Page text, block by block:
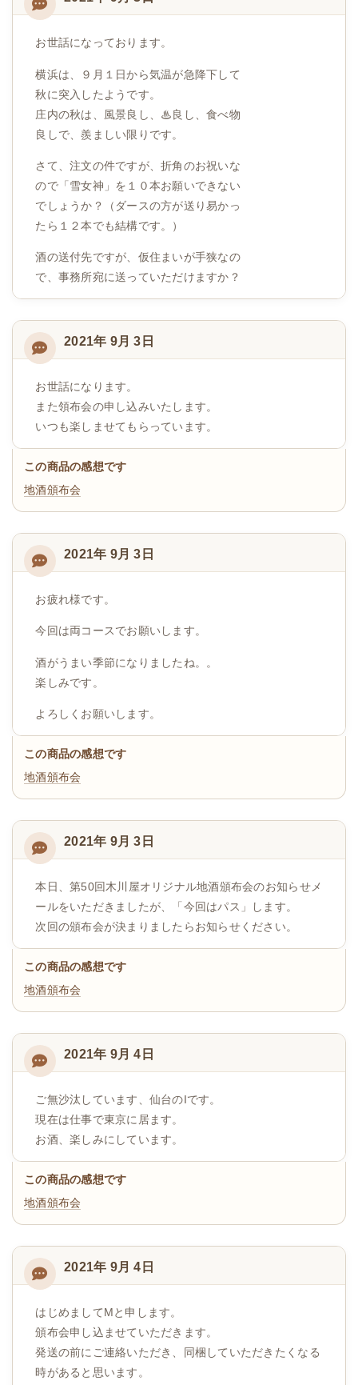
お世話になっております。
横浜は、９月１日から気温が急降下して
秋に突入したようです。
庄内の秋は、風景良し、♨良し、食べ物
良しで、羨ましい限りです。
さて、注文の件ですが、折角のお祝いな
ので「雪女神」を１０本お願いできない
でしょうか？（ダースの方が送り易かっ
たら１２本でも結構です。）
酒の送付先ですが、仮住まいが手狭なの
で、事務所宛に送っていただけますか？
2021年 9月 3日
お世話になります。
また領布会の申し込みいたします。
いつも楽しませてもらっています。
この商品の感想です
地酒頒布会
2021年 9月 3日
お疲れ様です。
今回は両コースでお願いします。
酒がうまい季節になりましたね。。
楽しみです。
よろしくお願いします。
この商品の感想です
地酒頒布会
2021年 9月 3日
本日、第50回木川屋オリジナル地酒頒布会のお知らせメ
ールをいただきましたが、「今回はパス」します。
次回の頒布会が決まりましたらお知らせください。
この商品の感想です
地酒頒布会
2021年 9月 4日
ご無沙汰しています、仙台のIです。
現在は仕事で東京に居ます。
お酒、楽しみにしています。
この商品の感想です
地酒頒布会
2021年 9月 4日
はじめましてMと申します。
頒布会申し込ませていただきます。
発送の前にご連絡いただき、同梱していただきたくなる
時があると思います。